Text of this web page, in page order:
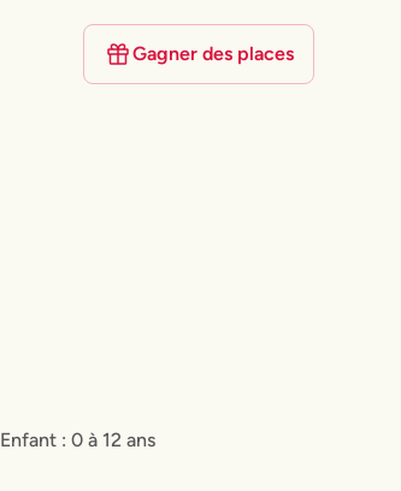
Gagner des places
Enfant : 0 à 12 ans